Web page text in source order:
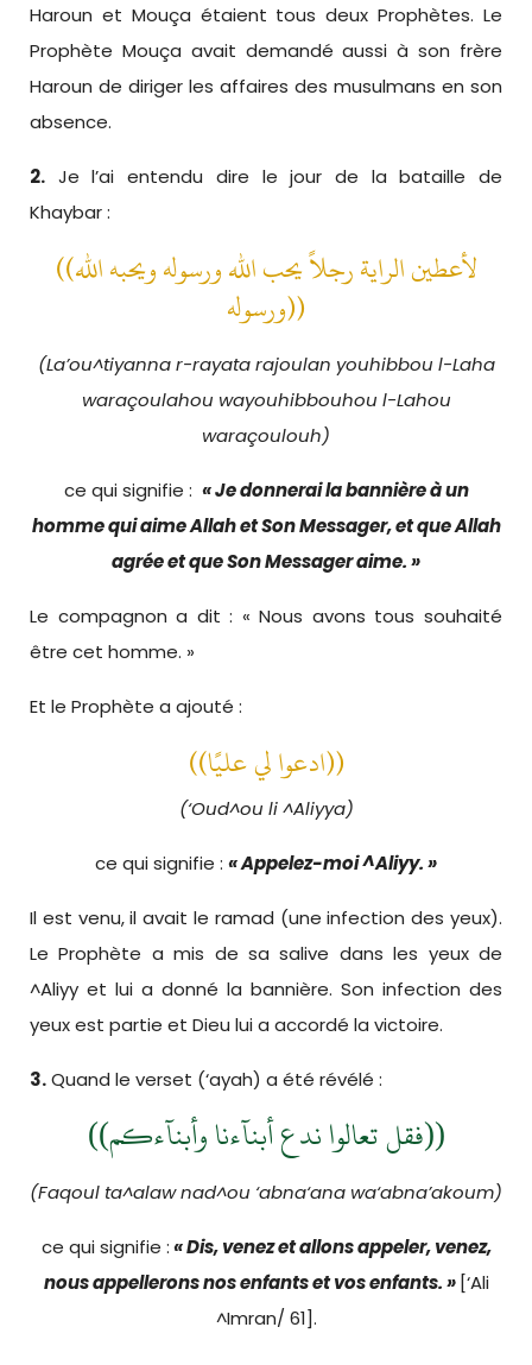
Haroun et Mouça étaient tous deux Prophètes. Le
Prophète Mouça avait demandé aussi à son frère
Haroun de diriger les affaires des musulmans en son
absence.
2. Je l’ai entendu dire le jour de la bataille de
Khaybar :
((لأعطين الراية رجلاً يحب الله ورسوله ويحبه الله
ورسوله))
(La’ou^tiyanna r-rayata rajoulan youhibbou l-Laha
waraçoulahou wayouhibbouhou l-Lahou
waraçoulouh)
ce qui signifie : « Je donnerai la bannière à un
homme qui aime Allah et Son Messager, et que Allah
agrée et que Son Messager aime. »
Le compagnon a dit : « Nous avons tous souhaité
être cet homme. »
Et le Prophète a ajouté :
((ادعوا لي عليًا))
(‘Oud^ou li ^Aliyya)
ce qui signifie : « Appelez-moi ^Aliyy. »
Il est venu, il avait le ramad (une infection des yeux).
Le Prophète a mis de sa salive dans les yeux de
^Aliyy et lui a donné la bannière. Son infection des
yeux est partie et Dieu lui a accordé la victoire.
3.Quand le verset (‘ayah) a été révélé :
((فقل تعالوا ندع أبنآءنا وأبنآءكم))
(Faqoul ta^alaw nad^ou ‘abna‘ana wa‘abna’akoum)
ce qui signifie :« Dis, venez et allons appeler, venez,
nous appellerons nos enfants et vos enfants. »[‘Ali
^Imran/ 61].